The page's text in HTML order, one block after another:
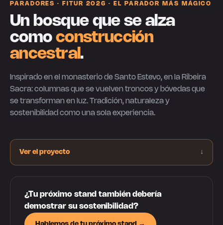
PARADORES · FITUR 2026 · EL PARADOR MÁS MÁGICO
Un bosque que se alza
como construcción
ancestral .
Inspirado en el monasterio de Santo Estevo, en la Ribeira
Sacra: columnas que se vuelven troncos y bóvedas que
se transforman en luz. Tradición, naturaleza y
sostenibilidad como una sola experiencia.
Ver el proyecto ↓
¿Tu próximo stand también debería
demostrar su sostenibilidad?